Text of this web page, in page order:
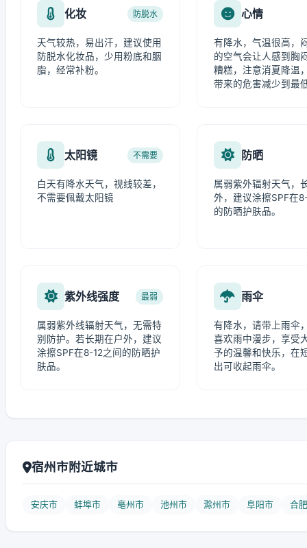
化妆 防脱水
天气较热，易出汗，建议使用
防脱水化妆品，少用粉底和胭
脂，经常补粉。
心情
有降水，气温很高，
的空气会让人感到胸
糟糕，注意消夏降温
带来的危害减少到最
太阳镜 不需要
白天有降水天气，视线较差，
不需要佩戴太阳镜
防晒
属弱紫外辐射天气，
外，建议涂擦SPF在
的防晒护肤品。
紫外线强度 最弱
属弱紫外线辐射天气，无需特
别防护。若长期在户外，建议
涂擦SPF在8-12之间的防晒护
肤品。
雨伞
有降水，请带上雨伞
喜欢雨中漫步，享受
予的温馨和快乐，在
出可收起雨伞。
宿州市附近城市
安庆市 蚌埠市 亳州市 池州市 滁州市 阜阳市 合